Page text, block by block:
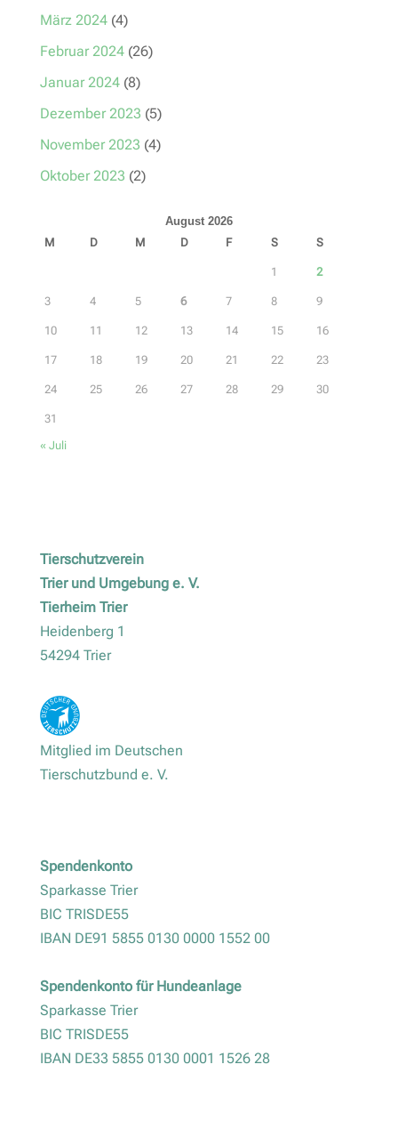
März 2024(4)
Februar 2024(26)
Januar 2024(8)
Dezember 2023 (5)
November 2023 (4)
Oktober 2023 (2)
August 2026
M
D M D F S S
1 2
3 4 5 6 7 8 9
10 11 12 13 14 15 16
17 18 19 20 21 22 23
24 25 26 27 28 29 30
31
« Juli
Tierschutzverein
Trier und Umgebung e. V.
Tierheim Trier
Heidenberg 1
54294 Trier
Mitglied im Deutschen
Tierschutzbund e. V.
Spendenkonto
Sparkasse Trier
BIC TRISDE55
IBAN DE91 5855 0130 0000 1552 00
Spendenkonto für Hundeanlage
Sparkasse Trier
BIC TRISDE55
IBAN DE33 5855 0130 0001 1526 28